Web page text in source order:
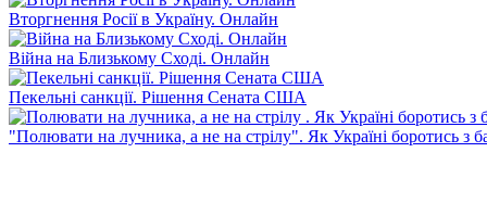
Вторгнення Росії в Україну. Онлайн
Війна на Близькому Сході. Онлайн
Пекельні санкції. Рішення Сената США
"Полювати на лучника, а не на стрілу". Як Україні боротись з